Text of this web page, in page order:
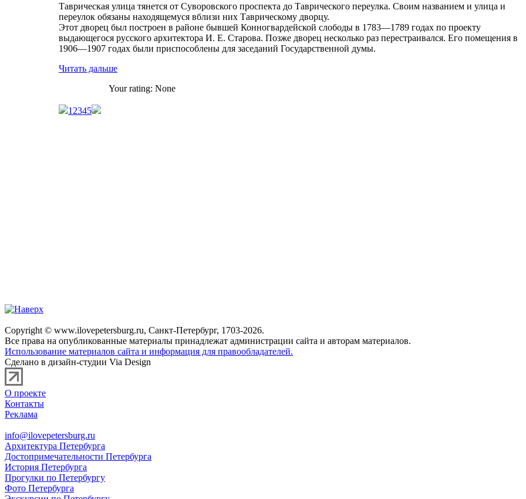
Таврическая улица тянется от Суворовского проспекта до Таврического переулка. Своим названием и улица и
переулок обязаны находящемуся вблизи них Таврическому дворцу.
Этот дворец был построен в районе бывшей Конногвардейской слободы в 1783—1789 годах по проекту
выдающегося русского архитектора И. Е. Старова. Позже дворец несколько раз перестраивался. Его помещения в
1906—1907 годах были приспособлены для заседаний Государственной думы.
Читать дальше
Your rating: None
1 2345
Copyright © www.ilovepetersburg.ru, Санкт-Петербург, 1703-2026.
Все права на опубликованные материалы принадлежат администрации сайта и авторам материалов.
Использование материалов сайта и информация для правообладателей.
Сделано в дизайн-студии Via Design
О проекте
Контакты
Реклама
info@ilovepetersburg.ru
Архитектура Петербурга
Достопримечательности Петербурга
История Петербурга
Прогулки по Петербургу
Фото Петербурга